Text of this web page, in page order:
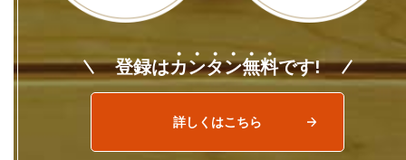
登録はカンタン無料です!
詳しくはこちら